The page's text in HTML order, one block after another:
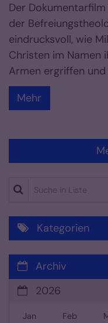
Der
der
eindrucksvoll, wie
Christen im Namen
Armen ergriffen
Mehr
Suche in Liste
Kategorien
Archiv
2026
Jan Feb